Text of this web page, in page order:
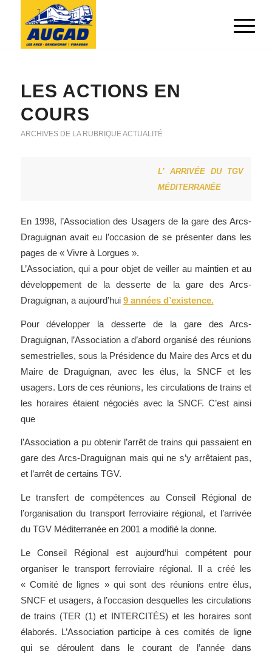
LES ACTIONS EN
COURS
ARCHIVES DE LA RUBRIQUE ACTUALITÉ
L’ ARRIVÉE DU TGV
MÉDITERRANÉE
En 1998, l’Association des Usagers de la gare des Arcs-
Draguignan avait eu l’occasion de se présenter dans les
pages de « Vivre à Lorgues ».
L’Association, qui a pour objet de veiller au maintien et au
développement de la desserte de la gare des Arcs-
Draguignan, a aujourd’hui 9 années d’existence.
Pour développer la desserte de la gare des Arcs-
Draguignan, l’Association a d’abord organisé des réunions
semestrielles, sous la Présidence du Maire des Arcs et du
Maire de Draguignan, avec les élus, la SNCF et les
usagers. Lors de ces réunions, les circulations de trains et
les horaires étaient négociés avec la SNCF. C’est ainsi
que
l’Association a pu obtenir l’arrêt de trains qui passaient en
gare des Arcs-Draguignan mais qui ne s’y arrêtaient pas,
et l’arrêt de certains TGV.
Le transfert de compétences au Conseil Régional de
l’organisation du transport ferroviaire régional, et l’arrivée
du TGV Méditerranée en 2001 a modifié la donne.
Le Conseil Régional est aujourd’hui compétent pour
organiser le transport ferroviaire régional. Il a créé les
« Comité de lignes » qui sont des réunions entre élus,
SNCF et usagers, à l’occasion desquelles les circulations
de trains (TER (1) et INTERCITÉS) et les horaires sont
élaborés. L’Association participe à ces comités de ligne
qui se déroulent dans le courant de l’année dans